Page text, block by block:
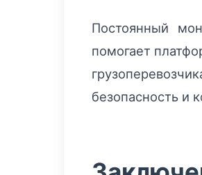
Постоянный
помогает
безопасность и